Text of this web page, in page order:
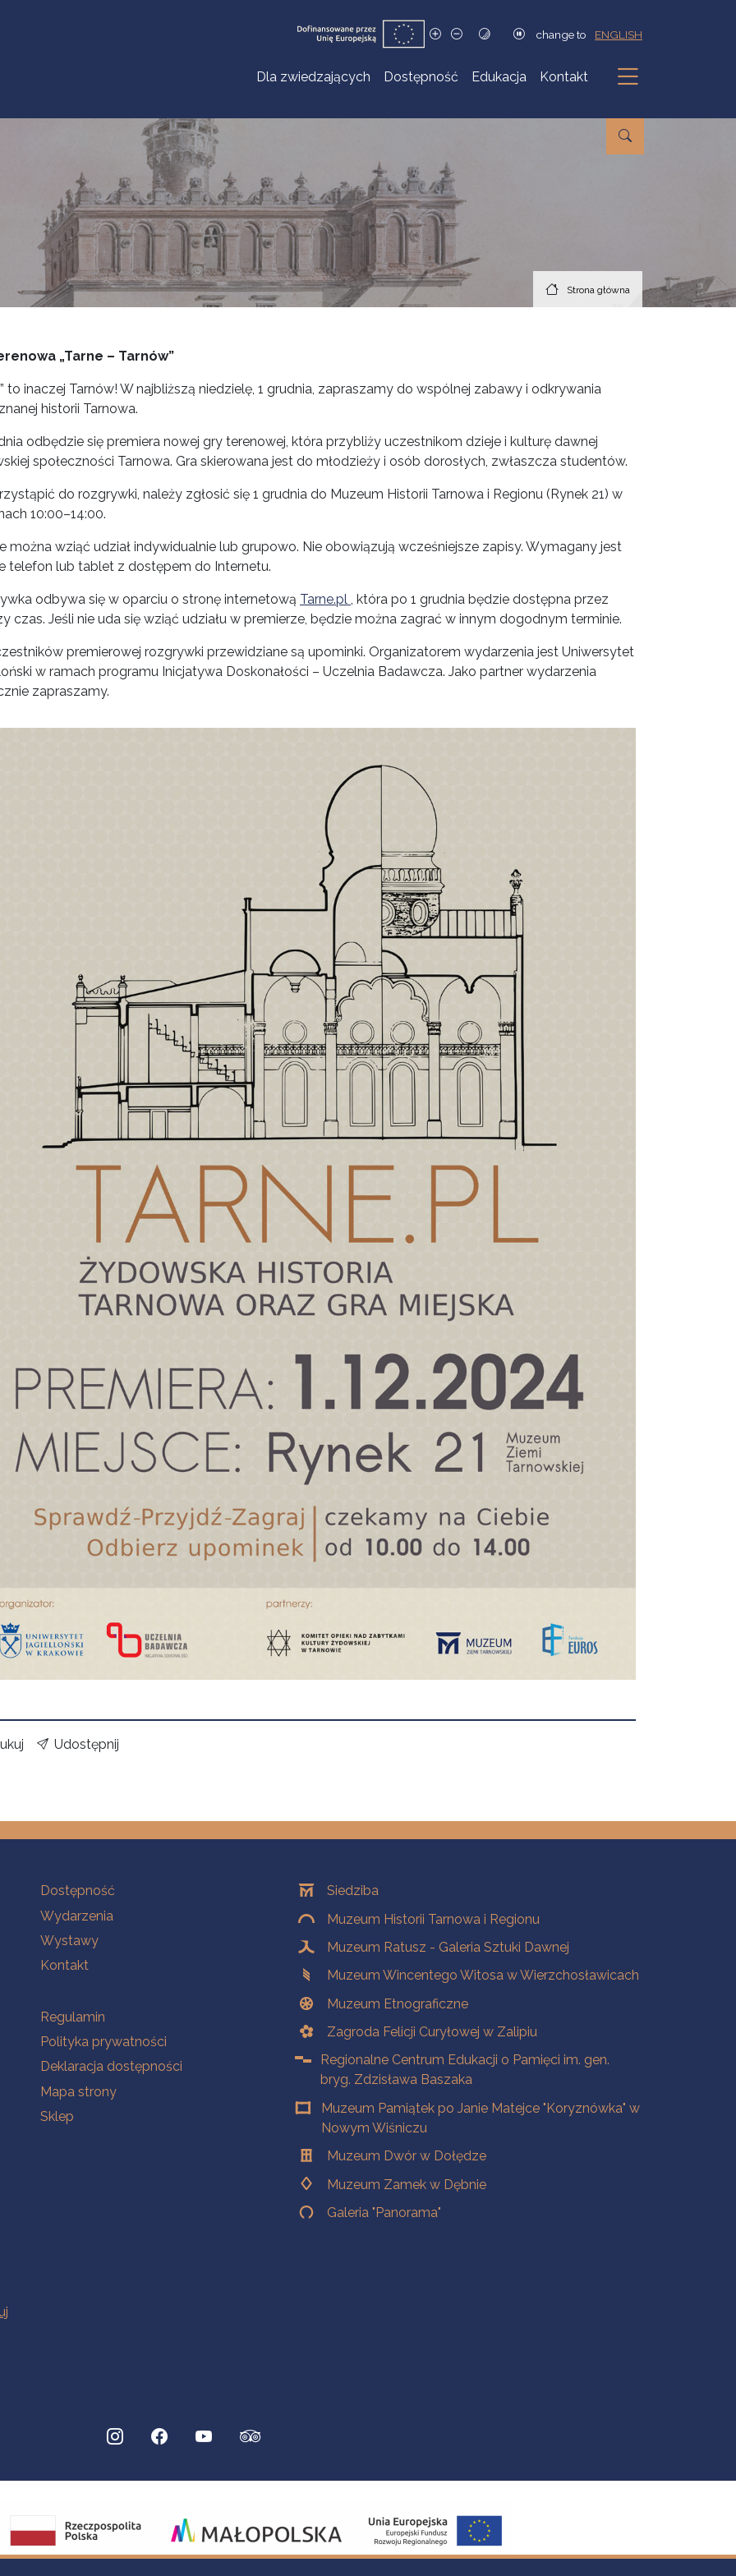
change to ENGLISH
Dla zwiedzających Dostępność Edukacja Kontakt
Podmenu
Strona główna
„Tarne – Tarnów”
to inaczej Tarnów! W najbliższą niedzielę, 1 grudnia, zapraszamy do wspólnej zabawy i odkrywania
historii Tarnowa.
odbędzie się premiera nowej gry terenowej, która przybliży uczestnikom dzieje i kulturę dawnej
społeczności Tarnowa. Gra skierowana jest do młodzieży i osób dorosłych, zwłaszcza studentów.
do rozgrywki, należy zgłosić się 1 grudnia do Muzeum Historii Tarnowa i Regionu (Rynek 21) w
10:00–14:00.
można wziąć udział indywidualnie lub grupowo. Nie obowiązują wcześniejsze zapisy. Wymagany jest
telefon lub tablet z dostępem do Internetu.
odbywa się w oparciu o stronę internetową Tarne.pl , która po 1 grudnia będzie dostępna przez
czas. Jeśli nie uda się wziąć udziału w premierze, będzie można zagrać w innym dogodnym terminie.
premierowej rozgrywki przewidziane są upominki. Organizatorem wydarzenia jest Uniwersytet
w ramach programu Inicjatywa Doskonałości – Uczelnia Badawcza. Jako partner wydarzenia
zapraszamy.
Udostępnij
Na skróty
Dostępność
Wydarzenia
Wystawy
Kontakt
Na skróty
Regulamin
Polityka prywatności
Deklaracja dostępności
Mapa strony
Sklep
OddziałySiedziba
Muzeum Historii Tarnowa i Regionu
Muzeum Ratusz - Galeria Sztuki Dawnej
Muzeum Wincentego Witosa w Wierzchosławicach
Muzeum Etnograficzne
Zagroda Felicji Curyłowej w Zalipiu
Regionalne Centrum Edukacji o Pamięci im. gen.
bryg. Zdzisława Baszaka
Muzeum Pamiątek po Janie Matejce "Koryznówka" w
Nowym Wiśniczu
Muzeum Dwór w Dołędze
Muzeum Zamek w Dębnie
Galeria "Panorama"